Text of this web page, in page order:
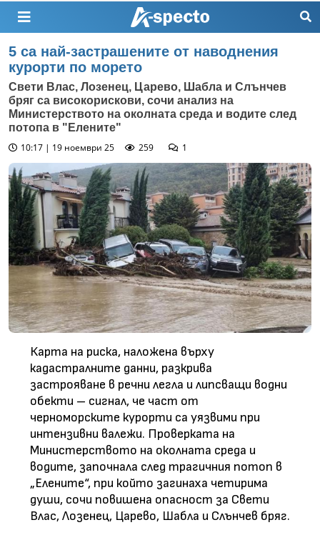
5 са най-застрашените от наводнения
курорти по морето
Свети Влас, Лозенец, Царево, Шабла и Слънчев
бряг са високорискови, сочи анализ на
Министерството на околната среда и водите след
потопа в "Елените"
10:17 | 19 ноември 25
259 1
Карта на риска, наложена върху
кадастралните данни, разкрива
застрояване в речни легла и липсващи водни
обекти – сигнал, че част от
черноморските курорти са уязвими при
интензивни валежи. Проверката на
Министерството на околната среда и
водите, започнала след трагичния потоп в
„Елените“, при който загинаха четирима
души, сочи повишена опасност за Свети
Влас, Лозенец, Царево, Шабла и Слънчев бряг.